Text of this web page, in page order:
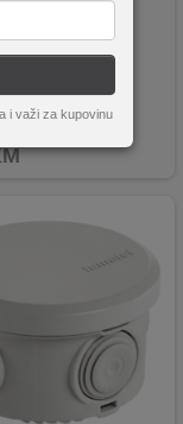
i važi za kupovinu
67x39
sa vijcima